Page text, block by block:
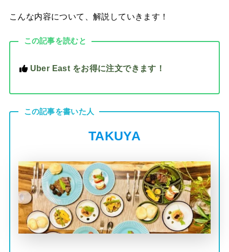
こんな内容について、解説していきます！
この記事を読むと
Uber East をお得に注文できます！
この記事を書いた人
TAKUYA